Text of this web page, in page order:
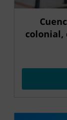
colonial,